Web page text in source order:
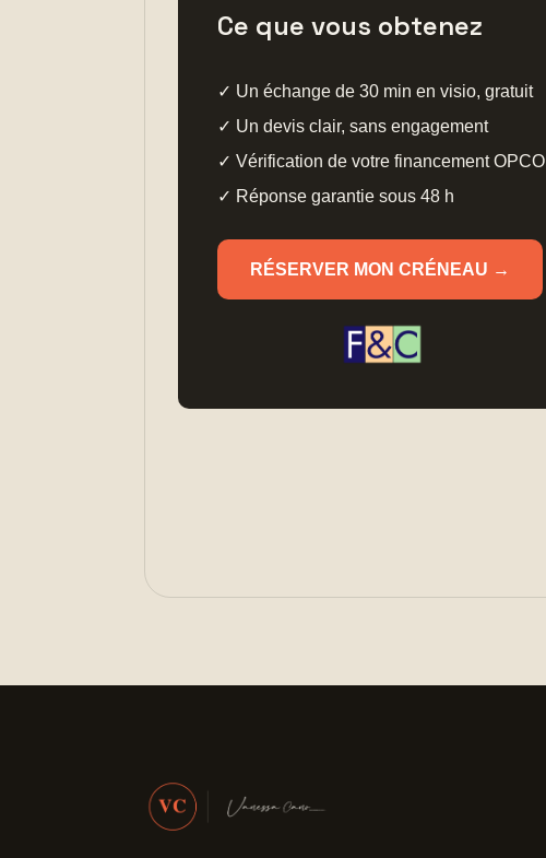
Ce que vous obtenez
✓ Un échange de 30 min en visio, gratuit
✓ Un devis clair, sans engagement
✓ Vérification de votre financement OPCO
✓ Réponse garantie sous 48 h
RÉSERVER MON CRÉNEAU →